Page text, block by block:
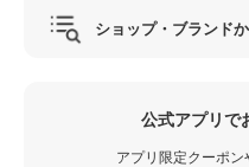
ショップ・ブランド
公式アプリで
アプリ限定クーポン